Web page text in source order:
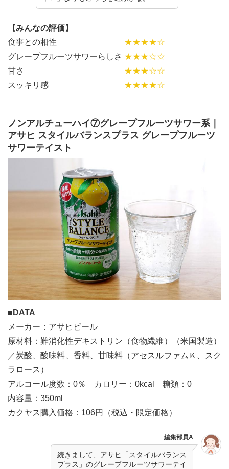
【みんなの評価】
食事との相性 ★★★★☆
グレープフルーツサワーらしさ ★★★☆☆
甘さ ★★★☆☆
スッキリ感 ★★★★☆
ノンアルチューハイ⑦グレープフルーツサワー系｜
アサヒ スタイルバランスプラス グレープフルーツ
サワーテイスト
■DATA
メーカー：アサヒビール
原材料：難消化性デキストリン（食物繊維）（米国製造）
／炭酸、酸味料、香料、甘味料（アセスルファムＫ、スク
ラロース）
アルコール度数：0％ カロリー：0kcal 糖類：0
内容量：350ml
カクヤス購入価格：106円（税込・限定価格）
編集部員A
続きまして、アサヒ「スタイルバランス
プラス」のグレープフルーツサワーテイ